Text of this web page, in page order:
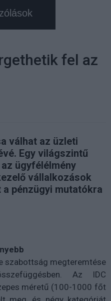
fel az
válhat az üzleti
Egy világszintű
ügyfélélmény
vállalkozások
a pénzügyi mutatókra
szabottság megteremtése
Az IDC
méretű (100-1000 főt